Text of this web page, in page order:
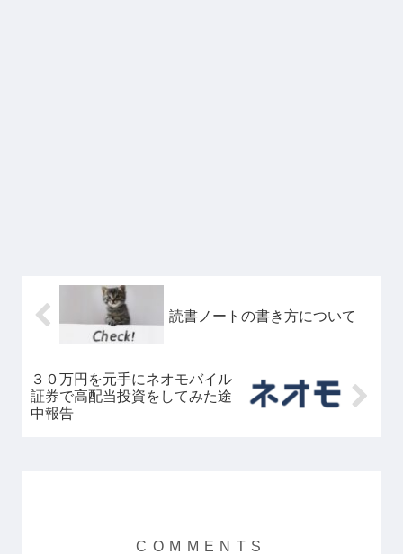
読書ノートの書き方について
３０万円を元手にネオモバイル
証券で高配当投資をしてみた途
中報告